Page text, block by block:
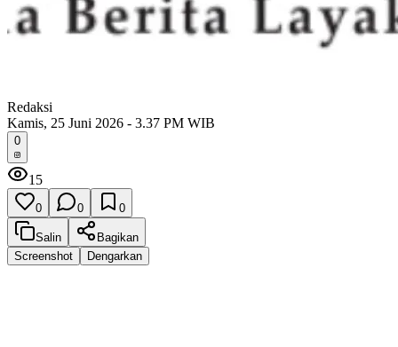
Redaksi
Kamis, 25 Juni 2026 - 3.37 PM WIB
0
15
0 0 0
Salin
Bagikan
Screenshot
Dengarkan